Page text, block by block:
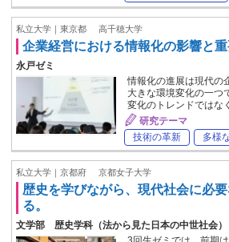
私立大学｜東京都 高千穂大学
企業経営における情報化の影響と
永戸ゼミ
情報化の進展は現代の
大きな環境変化の一つ
変化のトレンドではな
研究テーマ
技術の革新
多様
私立大学｜京都府 京都女子大学
歴史を学びながら、現代社会に必
る。
文学部 歴史学科（法から見た日本の中世社